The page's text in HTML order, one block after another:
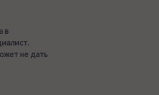
в
не дать